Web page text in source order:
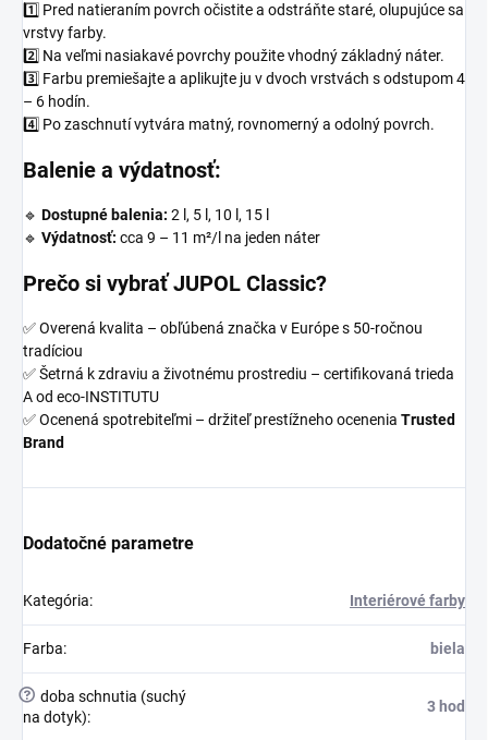
1️⃣ Pred natieraním povrch očistite a odstráňte staré, olupujúce sa
vrstvy farby.
2️⃣ Na veľmi nasiakavé povrchy použite vhodný základný náter.
3️⃣ Farbu premiešajte a aplikujte ju v dvoch vrstvách s odstupom 4
– 6 hodín.
4️⃣ Po zaschnutí vytvára matný, rovnomerný a odolný povrch.
Balenie a výdatnosť:
🔹 Dostupné balenia: 2 l, 5 l, 10 l, 15 l
🔹 Výdatnosť: cca 9 – 11 m²/l na jeden náter
Prečo si vybrať JUPOL Classic?
✅ Overená kvalita – obľúbená značka v Európe s 50-ročnou
tradíciou
✅ Šetrná k zdraviu a životnému prostrediu – certifikovaná trieda
A od eco-INSTITUTU
✅ Ocenená spotrebiteľmi – držiteľ prestížneho ocenenia Trusted
Brand
Dodatočné parametre
Kategória: Interiérové farby
Farba: biela
? doba schnutia (suchý
na dotyk):
3 hod